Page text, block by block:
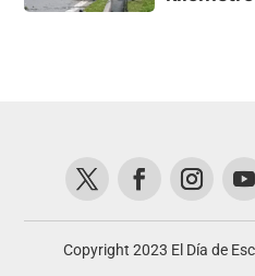
Copyright 2023 El Día de